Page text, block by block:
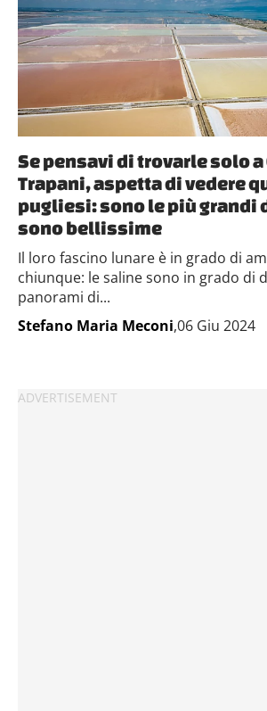
Se pensavi di trovarle solo a
Trapani, aspetta di vedere
pugliesi: sono le più grandi
sono bellissime
Il loro fascino lunare è in grado di
chiunque: le saline sono in grado di
panorami di...
Stefano Maria Meconi,06 Giu 2024